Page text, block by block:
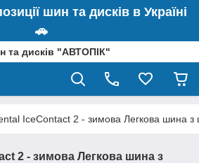
шин та дисків в Україні
🚗
та дисків "АВТОПІК"
IceContact 2 - зимова Легкова шина
2 - зимова Легкова шина з